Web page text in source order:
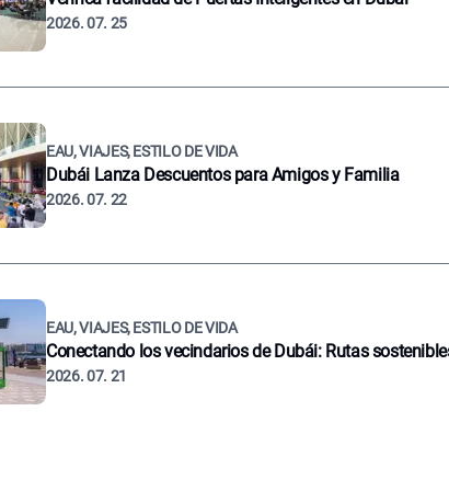
2026. 07. 25
EAU, VIAJES, ESTILO DE VIDA
Dubái Lanza Descuentos para Amigos y Familia
2026. 07. 22
EAU, VIAJES, ESTILO DE VIDA
Conectando los vecindarios de Dubái: Rutas
2026. 07. 21